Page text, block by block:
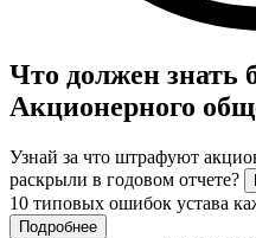
Что должен знать
Акционерного
Узнай за что штрафуют
раскрыли в годовом отчете?
10 типовых ошибок устава
Подробнее